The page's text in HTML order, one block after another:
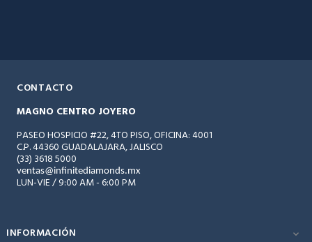
CONTACTO
MAGNO CENTRO JOYERO
PASEO HOSPICIO #22, 4TO PISO, OFICINA: 4001
C.P. 44360 GUADALAJARA, JALISCO
(33) 3618 5000
@
LUN-VIE / 9:00 AM - 6:00 PM
INFORMACIÓN 